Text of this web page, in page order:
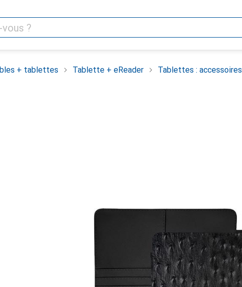
+ tablettes Tablette + eReader Tablettes : accessoires